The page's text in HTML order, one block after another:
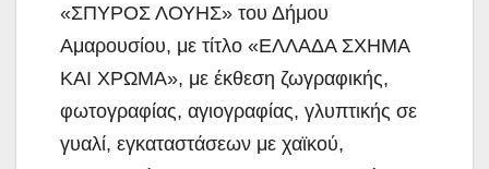
«ΣΠΥΡΟΣ ΛΟΥΗΣ» του Δήμου
Αμαρουσίου, με τίτλο «ΕΛΛΑΔΑ ΣΧΗΜΑ
ΚΑΙ ΧΡΩΜΑ», με έκθεση ζωγραφικής,
φωτογραφίας, αγιογραφίας, γλυπτικής σε
γυαλί, εγκαταστάσεων με χαϊκού,